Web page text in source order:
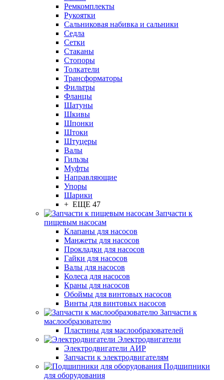
Ремкомплекты
Рукоятки
Сальниковая набивка и сальники
Седла
Сетки
Стаканы
Стопоры
Толкатели
Трансформаторы
Фильтры
Фланцы
Шатуны
Шкивы
Шпонки
Штоки
Штуцеры
Валы
Гильзы
Муфты
Направляющие
Упоры
Шарики
+ ЕЩЕ 47
Запчасти к
пищевым насосам
Клапаны для насосов
Манжеты для насосов
Прокладки для насосов
Гайки для насосов
Валы для насосов
Колеса для насосов
Краны для насосов
Обоймы для винтовых насосов
Винты для винтовых насосов
Запчасти к
маслообразователю
Пластины для маслообразователей
Электродвигатели
Электродвигатели АИР
Запчасти к электродвигателям
Подшипники
для оборудования